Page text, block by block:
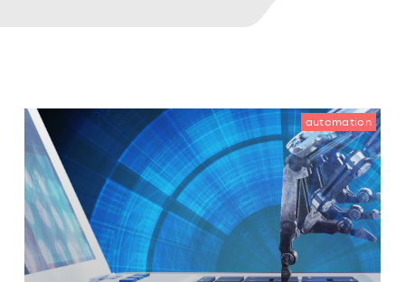
automation